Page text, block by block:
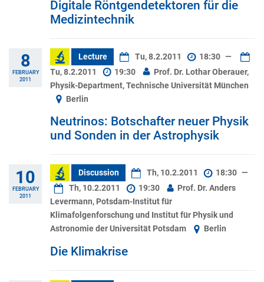
Digitale Röntgendetektoren für die
Medizintechnik
8
FEBRUARY
2011
Lecture Tu, 8.2.2011 18:30 —
Tu, 8.2.2011
19:30
Prof. Dr. Lothar Oberauer,
Physik-Department, Technische Universität München
Berlin
Neutrinos: Botschafter neuer Physik
und Sonden in der Astrophysik
10
FEBRUARY
2011
Discussion Th, 10.2.2011 18:30 —
Th, 10.2.2011
19:30
Prof. Dr. Anders
Levermann, Potsdam-Institut für
Klimafolgenforschung und Institut für Physik und
Astronomie der Universität Potsdam
Berlin
Die Klimakrise